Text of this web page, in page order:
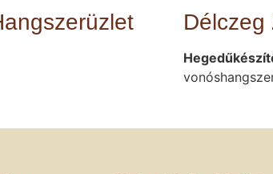
Délczeg